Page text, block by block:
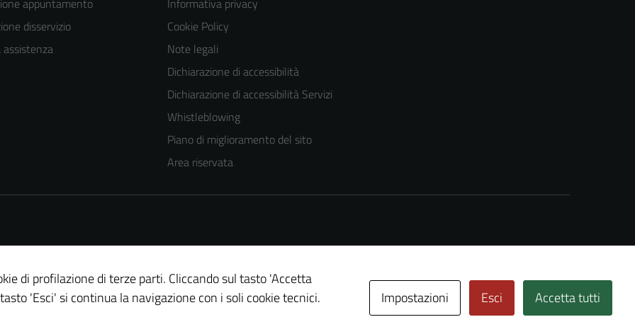
appuntamento
disservizio
assistenza
Informativa privacy
Cookie Policy
Note legali
Dichiarazione di accessibilità
Dichiarazione di accessibilità Servizi
Whistleblowing
Piano di miglioramento del sito
Area riservata
di profilazione di terze parti. Cliccando sul tasto 'Accetta
'Esci' si continua la navigazione con i soli cookie tecnici.
Impostazioni Esci Accetta tutti